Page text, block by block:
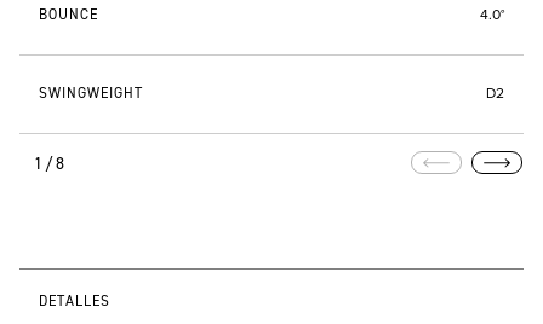
BOUNCE 4.0°
SWINGWEIGHT D2
1/8
DETALLES